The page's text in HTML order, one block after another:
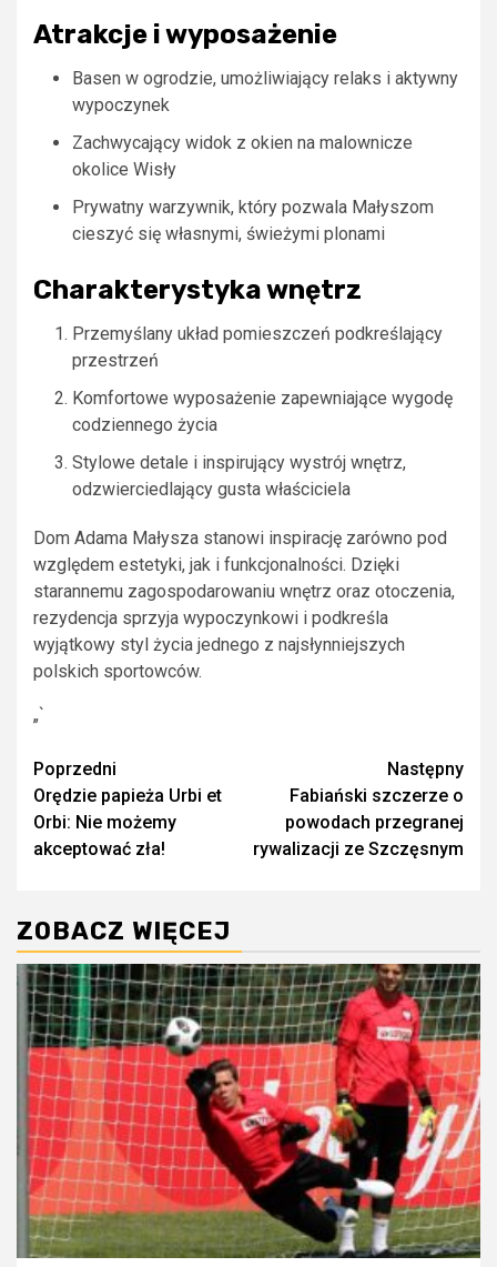
Atrakcje i wyposażenie
Basen w ogrodzie, umożliwiający relaks i aktywny
wypoczynek
Zachwycający widok z okien na malownicze
okolice Wisły
Prywatny warzywnik, który pozwala Małyszom
cieszyć się własnymi, świeżymi plonami
Charakterystyka wnętrz
Przemyślany układ pomieszczeń podkreślający
przestrzeń
Komfortowe wyposażenie zapewniające wygodę
codziennego życia
Stylowe detale i inspirujący wystrój wnętrz,
odzwierciedlający gusta właściciela
Dom Adama Małysza stanowi inspirację zarówno pod
względem estetyki, jak i funkcjonalności. Dzięki
starannemu zagospodarowaniu wnętrz oraz otoczenia,
rezydencja sprzyja wypoczynkowi i podkreśla
wyjątkowy styl życia jednego z najsłynniejszych
polskich sportowców.
„`
Zobacz
wpisy
Poprzedni
Orędzie papieża Urbi et
Orbi: Nie możemy
akceptować zła!
Następny
Fabiański szczerze o
powodach przegranej
rywalizacji ze Szczęsnym
ZOBACZ WIĘCEJ